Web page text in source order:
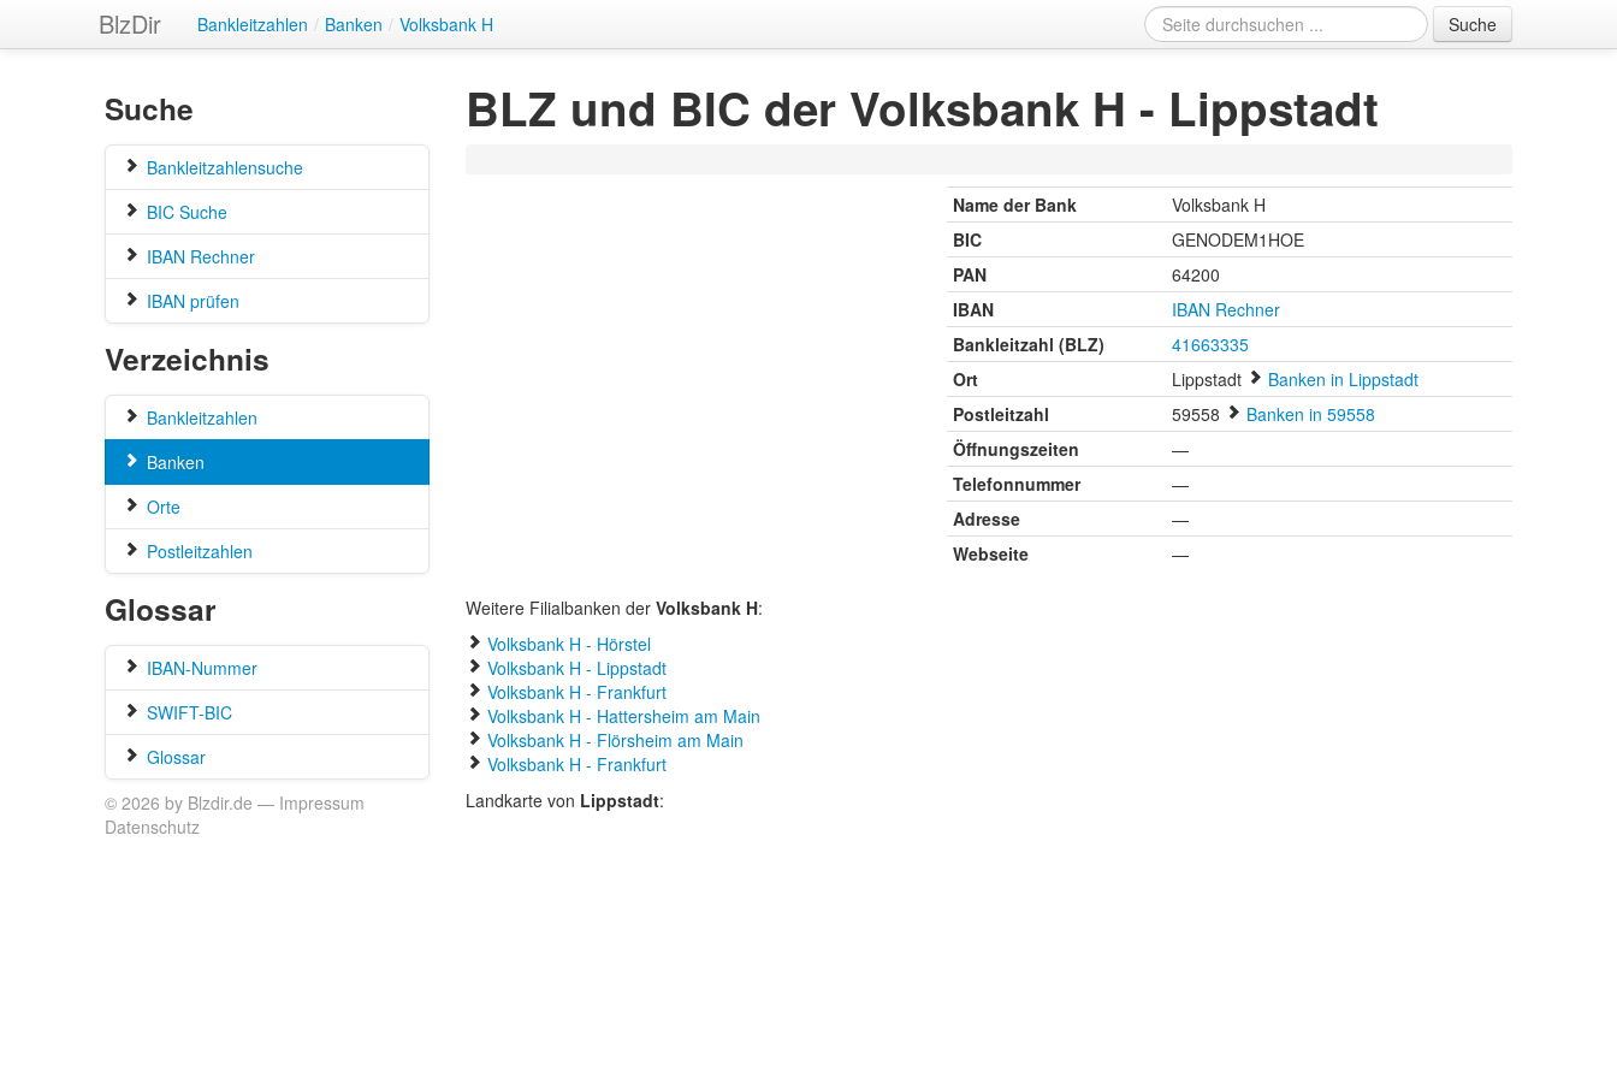
BlzDir Bankleitzahlen / Banken / Volksbank H Suche
Suche
Bankleitzahlensuche
BIC Suche
IBAN Rechner
IBAN prüfen
Verzeichnis
Bankleitzahlen
Banken
Orte
Postleitzahlen
Glossar
IBAN-Nummer
SWIFT-BIC
Glossar
© 2026 by Blzdir.de — Impressum
Datenschutz
BLZ und BIC der Volksbank H - Lippstadt
Name der Bank
Volksbank H
BIC
GENODEM1HOE
PAN
64200
IBAN
IBAN Rechner
Bankleitzahl (BLZ)
41663335
Ort
Lippstadt
Banken in Lippstadt
Postleitzahl
59558
Banken in 59558
Öffnungszeiten
—
Telefonnummer
—
Adresse
—
Webseite
—
Weitere Filialbanken der Volksbank H:
Volksbank H - Hörstel
Volksbank H - Lippstadt
Volksbank H - Frankfurt
Volksbank H - Hattersheim am Main
Volksbank H - Flörsheim am Main
Volksbank H - Frankfurt
Landkarte von Lippstadt: